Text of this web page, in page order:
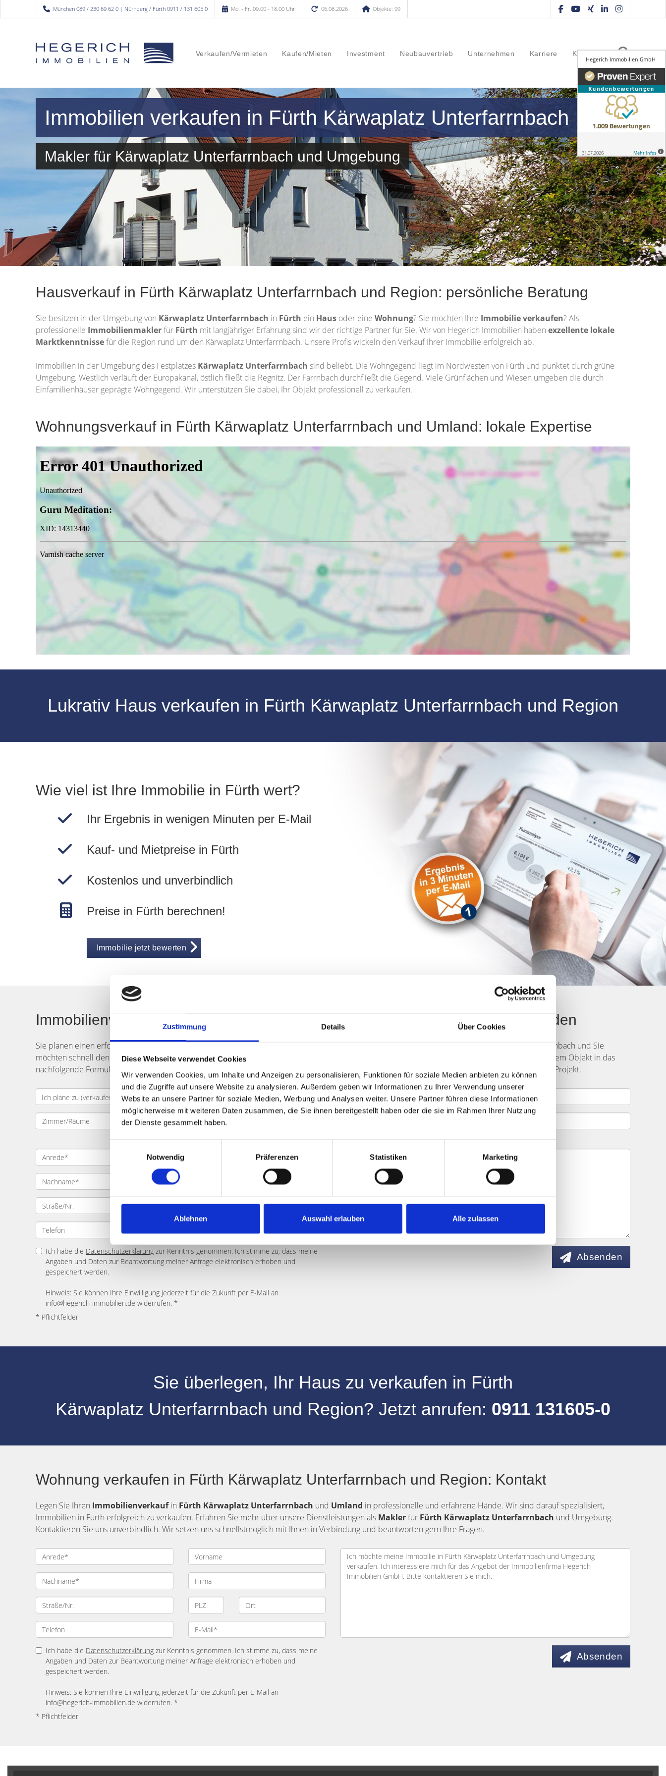
Zustimmung Details Über Cookies
Diese Webseite verwendet Cookies
Wir verwenden Cookies, um Inhalte und Anzeigen zu personalisieren, Funktionen für soziale Medien anbieten zu können
und die Zugriffe auf unsere Website zu analysieren. Außerdem geben wir Informationen zu Ihrer Verwendung unserer
Website an unsere Partner für soziale Medien, Werbung und Analysen weiter. Unsere Partner führen diese Informationen
möglicherweise mit weiteren Daten zusammen, die Sie ihnen bereitgestellt haben oder die sie im Rahmen Ihrer Nutzung
der Dienste gesammelt haben.
Notwendig
Präferenzen Statistiken Marketing
Ablehnen Auswahl erlauben Alle zulassen
München 089 / 230 69 62 0 | Nürnberg / Fürth 0911 / 131 605 0 Mo. - Fr. 09.00 - 18.00 Uhr 06.08.2026 Objekte: 99
Verkaufen/Vermieten Kaufen/Mieten Investment Neubauvertrieb Unternehmen Karriere Kontakt
Immobilien verkaufen in Fürth Kärwaplatz Unterfarrnbach
Makler für Kärwaplatz Unterfarrnbach und Umgebung
Hausverkauf in Fürth Kärwaplatz Unterfarrnbach und Region: persönliche Beratung
Sie besitzen in der Umgebung von Kärwaplatz Unterfarrnbach in Fürth ein Haus oder eine Wohnung? Sie möchten Ihre Immobilieverkaufen? Als
professionelle Immobilienmaklerfür Fürth mit langjähriger Erfahrung sind wir der richtige Partner für Sie. Wir von Hegerich Immobilien haben exzellente lokale
Marktkenntnissefür die Region rund um den Kärwaplatz Unterfarrnbach. Unsere Profis wickeln den Verkauf Ihrer Immobilie erfolgreich ab.
Immobilien in der Umgebung des Festplatzes Kärwaplatz Unterfarrnbach sind beliebt. Die Wohngegend liegt im Nordwesten von Fürth und punktet durch grüne
Umgebung. Westlich verläuft der Europakanal, östlich fließt die Regnitz. Der Farrnbach durchfließt die Gegend. Viele Grünflächen und Wiesen umgeben die durch
Einfamilienhäuser geprägte Wohngegend. Wir unterstützen Sie dabei, Ihr Objekt professionell zu verkaufen.
Wohnungsverkauf in Fürth Kärwaplatz Unterfarrnbach und Umland: lokale Expertise
Lukrativ Haus verkaufen in Fürth Kärwaplatz Unterfarrnbach und Region
Wie viel ist Ihre Immobilie in Fürth wert?
Ihr Ergebnis in wenigen Minuten per E-Mail
Kauf- und Mietpreise in Fürth
Kostenlos und unverbindlich
Preise in Fürth berechnen!
Immobilie jetzt bewerten
Immobilienverkauf in Fürth Kärwaplatz Unterfarrnbach und Umland: Käufer finden
Sie planen einen erfolgreichenVerkaufIhrerImmobilieinFürth? Ihr Objekt befindet sich in der Umgebung des Festplatzes Kärwaplatz Unterfarrnbach und Sie
möchten schnell den richtigen Käufer finden? Das Team von Hegerich Immobilien unterstützt Sie umfassend. Geben Sie die wichtigsten Daten zu Ihrem Objekt in das
nachfolgende Formular ein. Senden Sie uns dann Ihre Verkaufsanfrage . Wir kontaktieren Sie schnellstmöglich und besprechen gern mit Ihnen Ihr Projekt.
Ich habe die Datenschutzerklärung zur Kenntnis genommen. Ich stimme zu, dass meine
Angaben und Daten zur Beantwortung meiner Anfrage elektronisch erhoben und
gespeichert werden.
Hinweis: Sie können Ihre Einwilligung jederzeit für die Zukunft per E-Mail an
info@hegerich-immobilien.de widerrufen. *
* Pflichtfelder
Absenden
Sie überlegen, Ihr Haus zu verkaufen in Fürth
Kärwaplatz Unterfarrnbach und Region? Jetzt anrufen: 0911 131605-0
Wohnung verkaufen in Fürth Kärwaplatz Unterfarrnbach und Region: Kontakt
Legen Sie Ihren Immobilienverkaufin Fürth Kärwaplatz Unterfarrnbach und Umland in professionelle und erfahrene Hände. Wir sind darauf spezialisiert,
Immobilien in Fürth erfolgreich zu verkaufen. Erfahren Sie mehr über unsere Dienstleistungen als Maklerfür Fürth Kärwaplatz Unterfarrnbach und Umgebung.
Kontaktieren Sie uns unverbindlich. Wir setzen uns schnellstmöglich mit Ihnen in Verbindung und beantworten gern Ihre Fragen.
Ich habe die Datenschutzerklärung zur Kenntnis genommen. Ich stimme zu, dass meine
Angaben und Daten zur Beantwortung meiner Anfrage elektronisch erhoben und
gespeichert werden.
Hinweis: Sie können Ihre Einwilligung jederzeit für die Zukunft per E-Mail an
info@hegerich-immobilien.de widerrufen. *
* Pflichtfelder
Absenden